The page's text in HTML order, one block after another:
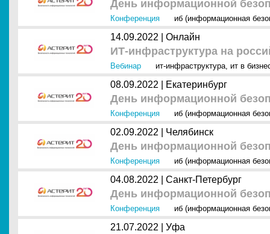
День информационной
Конференция иб (информационная
14.09.2022 | Онлайн
ИТ-инфраструктура на
Вебинар ит-инфраструктура, ит в
08.09.2022 | Екатеринбург
День информационной
Конференция иб (информационная
02.09.2022 | Челябинск
День информационной
Конференция иб (информационная
04.08.2022 | Санкт-Петербург
День информационной
Конференция иб (информационная
21.07.2022 | Уфа